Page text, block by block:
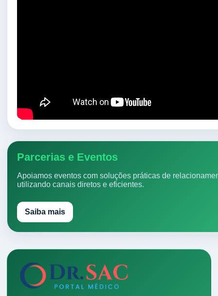
Parcerias e Eventos
Apoiamos eventos com soluções práticas de
utilizando canais diretos e eficientes.
Saiba mais